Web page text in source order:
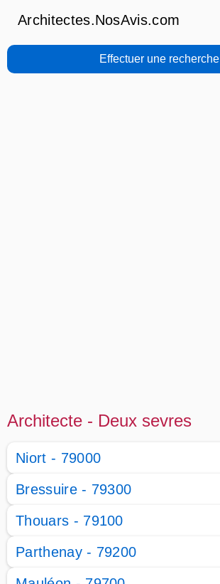
Architectes.NosAvis.com
Effectuer une recherche
Architecte - Deux sevres
Niort - 79000
Bressuire - 79300
Thouars - 79100
Parthenay - 79200